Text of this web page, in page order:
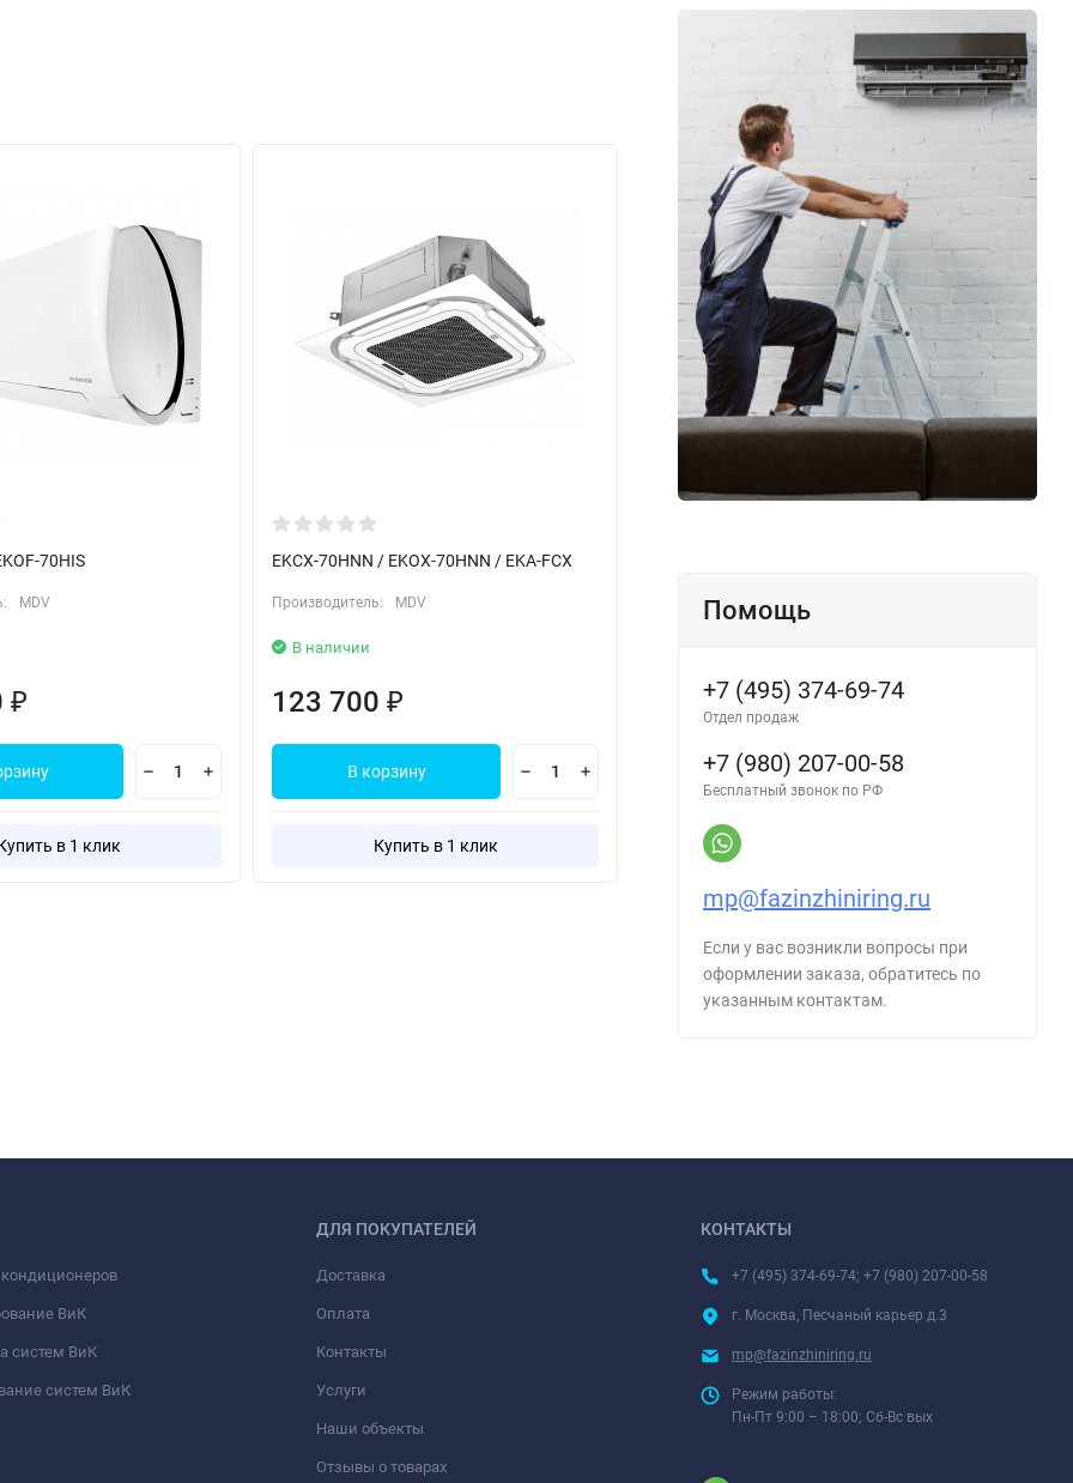
сочетает в себе мощность, надежность и современные технологии, что
в любом пространстве. Это оптимальный выбор для тех, кто
70HIS
MDV
₽
в 1 клик
EKCX-70HNN / EKOX-70HNN / EKA-FCX
Производитель: MDV
В наличии
123 700₽
В корзину
Купить в 1 клик
Помощь
+7 (495) 374-69-74
Отдел продаж
+7 (980) 207-00-58
Бесплатный звонок по РФ
mp@fazinzhiniring.ru
Если у вас возникли вопросы при
оформлении заказа, обратитесь по
указанным контактам.
ВиК
систем ВиК
систем ВиК
ДЛЯ ПОКУПАТЕЛЕЙ
Доставка
Оплата
Контакты
Услуги
Наши объекты
Отзывы о товарах
КОНТАКТЫ
+7 (495) 374-69-74; +7 (980) 207-00-58
г. Москва, Песчаный карьер д.3
mp@fazinzhiniring.ru
Режим работы:
Пн-Пт 9:00 – 18:00; Сб-Вс вых